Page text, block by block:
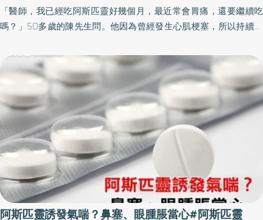
「醫師，我已經吃阿斯匹靈好幾個月，最近常會胃痛，還要繼續吃
嗎？」50多歲的陳先生問。他因為曾經發生心肌梗塞，所以持續服
幫你調整藥物。」醫師說，「使用抗血小板藥物是為了降低再次心
肌梗塞的機會，建議要持續使用喔！」
阿斯匹靈誘發氣喘？鼻塞、眼腫脹當心#阿斯匹靈